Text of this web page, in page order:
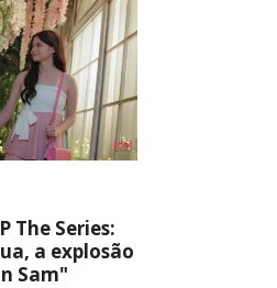
The Series:
a explosão
Sam"